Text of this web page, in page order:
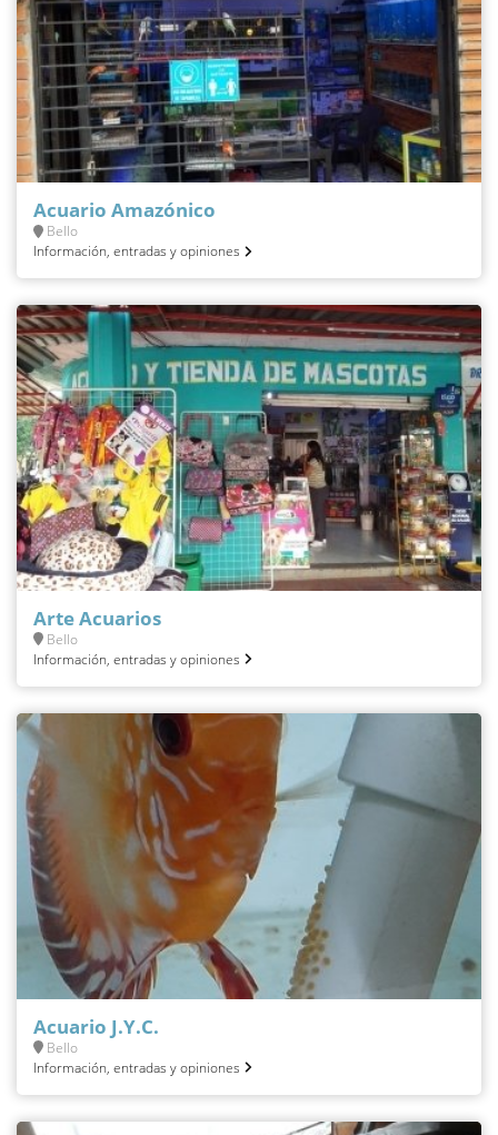
Acuario Amazónico
Bello
Información, entradas y opiniones
Arte Acuarios
Bello
Información, entradas y opiniones
Acuario J.Y.C.
Bello
Información, entradas y opiniones